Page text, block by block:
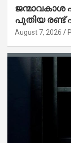
ജന്മാവകാശ
പുതിയ രണ്ട്
ട്രംപ്
August 7, 2026